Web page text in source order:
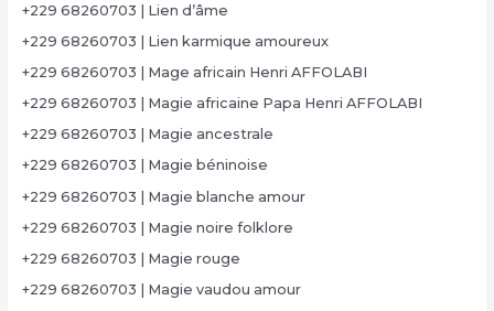
+229 68260703 | Lien d’âme
+229 68260703 | Lien karmique amoureux
+229 68260703 | Mage africain Henri AFFOLABI
+229 68260703 | Magie africaine Papa Henri AFFOLABI
+229 68260703 | Magie ancestrale
+229 68260703 | Magie béninoise
+229 68260703 | Magie blanche amour
+229 68260703 | Magie noire folklore
+229 68260703 | Magie rouge
+229 68260703 | Magie vaudou amour